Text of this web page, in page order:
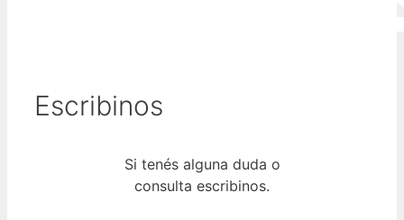
Escribinos
Si tenés alguna duda o
consulta escribinos.